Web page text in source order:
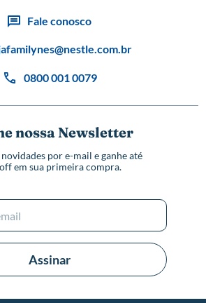
Fale conosco
0800 001 0079
nossa Newsletter
novidades por e-mail e ganhe até
em sua primeira compra.
Assinar